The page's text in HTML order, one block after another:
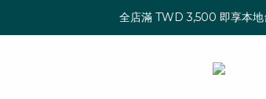
全店滿 TWD 3,500 即享本地